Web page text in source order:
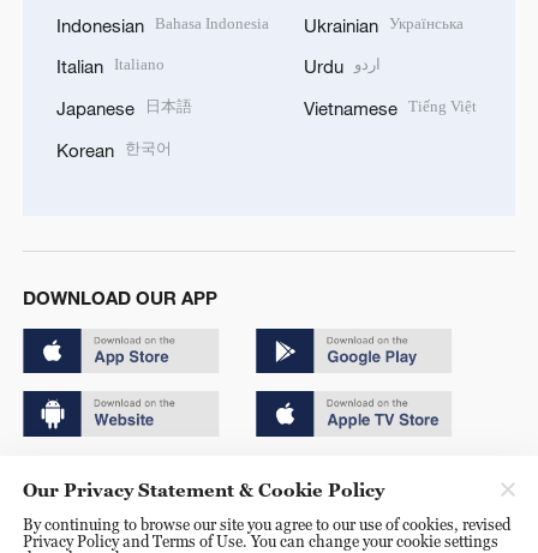
Indonesian Bahasa Indonesia
Italian Italiano
Japanese 日本語
Korean 한국어
Ukrainian Українська
Urdu اردو
Vietnamese Tiếng Việt
DOWNLOAD OUR APP
京ICP备20000184号
Our Privacy Statement & Cookie Policy
By continuing to browse our site you agree to our use of cookies, revised
Privacy Policy and Terms of Use. You can change your cookie settings